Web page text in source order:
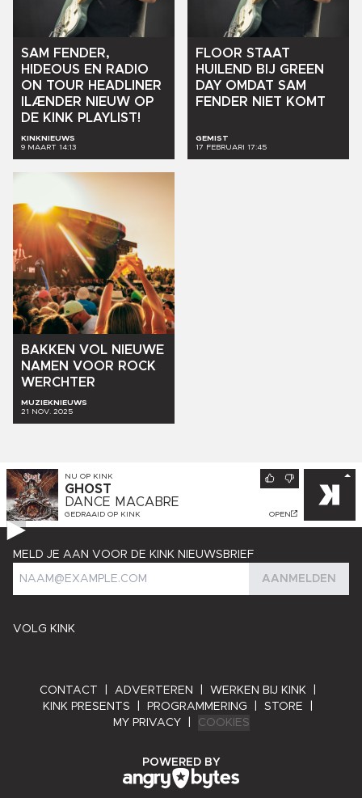
SAM
FENDER,
HIDEOUS EN
RADIO
ON TOUR HEADLINER
ILÆNDER NIEUW OP
DE KINK PLAYLIST!
KINKNIEUWS
9 MAART 14:13
FLOOR STAAT
HUILEND BIJ GREEN
DAY OMDAT SAM
FENDER NIET KOMT
GEMIST
17 FEBRUARI 17:45
BAKKEN VOL NIEUWE
NAMEN VOOR ROCK
WERCHTER
MUZIEKNIEUWS
21 NOV. 2025
NU OP KINK
GHOST
DANCE MACABRE
GEDRAAID OP KINK OPEN
VOLG KINK
MELD JE AAN VOOR DE KINK NIEUWSBRIEF
AANMELDEN
CONTACT ADVERTEREN WERKEN BIJ KINK
KINK PRESENTS
PROGRAMMERING STORE
MY PRIVACY
COOKIES
POWERED BYANGRY BYTES